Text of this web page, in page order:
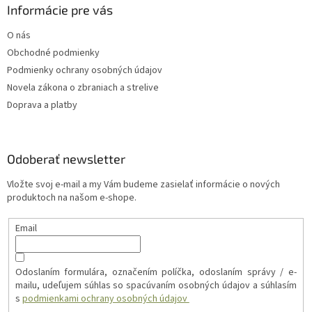
Informácie pre vás
O nás
Obchodné podmienky
Podmienky ochrany osobných údajov
Novela zákona o zbraniach a strelive
Doprava a platby
Odoberať newsletter
Vložte svoj e-mail a my Vám budeme zasielať informácie o nových
produktoch na našom e-shope.
Email
Odoslaním formulára, označením políčka, odoslaním správy / e-
mailu, udeľujem súhlas so spacúvaním osobných údajov a súhlasím
s podmienkami ochrany osobných údajov